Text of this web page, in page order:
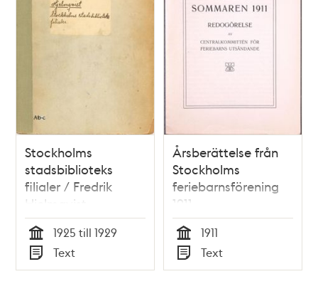
Stockholms
stadsbiblioteks
filialer / Fredrik
Hjelmqvist
Tid
1925 till 1929
Typ
Text
Årsberättelse från
Stockholms
feriebarnsförening
1911
Tid
1911
Typ
Text